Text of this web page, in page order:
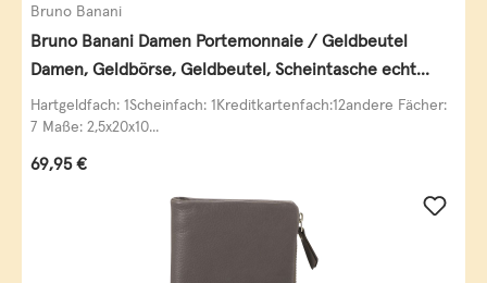
Bruno Banani
Bruno Banani Damen Portemonnaie / Geldbeutel
Damen, Geldbörse, Geldbeutel, Scheintasche echt
Leder
Hartgeldfach: 1Scheinfach: 1Kreditkartenfach:12andere Fächer:
7 Maße: 2,5x20x10...
Regulärer Preis:
69,95 €